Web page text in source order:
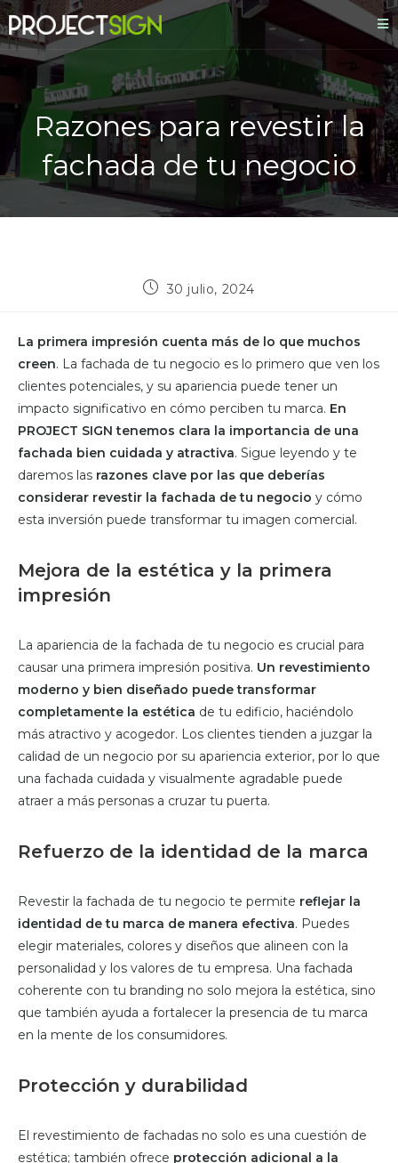
Razones para revestir la
fachada de tu negocio
30 julio, 2024
La primera impresión cuenta más de lo que muchos
creen. La fachada de tu negocio es lo primero que ven los
clientes potenciales, y su apariencia puede tener un
impacto significativo en cómo perciben tu marca. En
PROJECT SIGN tenemos clara la importancia de una
fachada bien cuidada y atractiva. Sigue leyendo y te
daremos las razones clave por las que deberías
considerar revestir la fachada de tu negocio y cómo
esta inversión puede transformar tu imagen comercial.
Mejora de la estética y la primera
impresión
La apariencia de la fachada de tu negocio es crucial para
causar una primera impresión positiva. Un revestimiento
moderno y bien diseñado puede transformar
completamente la estética de tu edificio, haciéndolo
más atractivo y acogedor. Los clientes tienden a juzgar la
calidad de un negocio por su apariencia exterior, por lo que
una fachada cuidada y visualmente agradable puede
atraer a más personas a cruzar tu puerta.
Refuerzo de la identidad de la marca
Revestir la fachada de tu negocio te permite reflejar la
identidad de tu marca de manera efectiva. Puedes
elegir materiales, colores y diseños que alineen con la
personalidad y los valores de tu empresa. Una fachada
coherente con tu branding no solo mejora la estética, sino
que también ayuda a fortalecer la presencia de tu marca
en la mente de los consumidores.
Protección y durabilidad
El revestimiento de fachadas no solo es una cuestión de
estética; también ofrece protección adicional a la